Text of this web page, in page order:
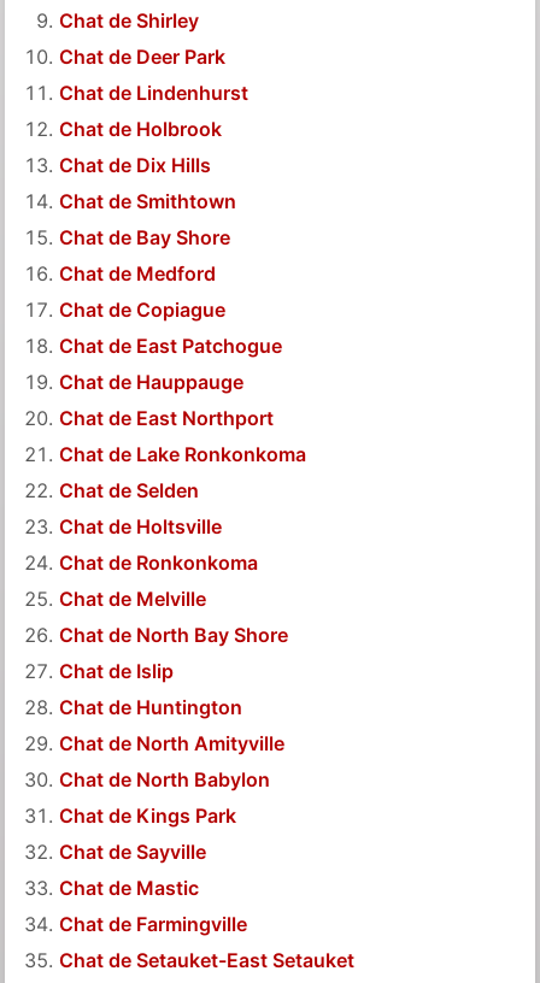
Chat de Shirley
Chat de Deer Park
Chat de Lindenhurst
Chat de Holbrook
Chat de Dix Hills
Chat de Smithtown
Chat de Bay Shore
Chat de Medford
Chat de Copiague
Chat de East Patchogue
Chat de Hauppauge
Chat de East Northport
Chat de Lake Ronkonkoma
Chat de Selden
Chat de Holtsville
Chat de Ronkonkoma
Chat de Melville
Chat de North Bay Shore
Chat de Islip
Chat de Huntington
Chat de North Amityville
Chat de North Babylon
Chat de Kings Park
Chat de Sayville
Chat de Mastic
Chat de Farmingville
Chat de Setauket-East Setauket